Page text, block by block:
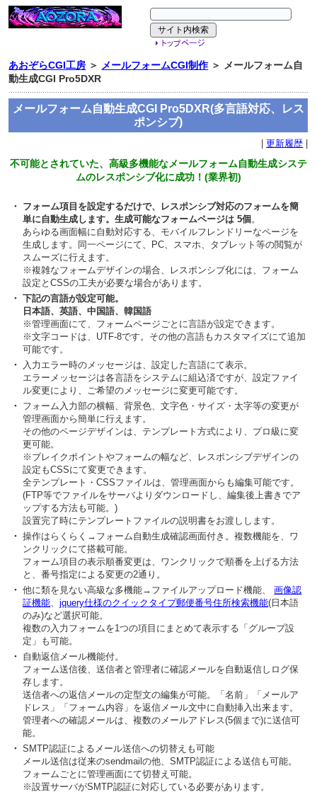
あおぞらCGI工房 ＞ メールフォームCGI制作＞ メールフォーム自
動生成CGI Pro5DXR
メールフォーム自動生成CGI Pro5DXR(多言語対応、レス
ポンシブ)
|更新履歴
不可能とされていた、高級多機能なメールフォーム自動生成システ
ムのレスポンシブ化に成功！(業界初)
・ フォーム項目を設定するだけで、レスポンシブ対応のフォームを簡
単に自動生成します。生成可能なフォームページは 5個 。
あらゆる画面幅に自動対応する、モバイルフレンドリーなページを
生成します。同一ページにて、PC、スマホ、タブレット等の閲覧が
スムーズに行えます。
※複雑なフォームデザインの場合、レスポンシブ化には、フォーム
設定とCSSの工夫が必要な場合があります。
・ 下記の言語が設定可能。
日本語、英語、中国語、韓国語
※管理画面にて、フォームページごとに言語が設定できます。
※文字コードは、UTF-8です。その他の言語もカスタマイズにて追加
可能です。
・
入力エラー時のメッセージは、設定した言語にて表示。
エラーメッセージは各言語をシステムに組込済ですが、設定ファイ
ル変更により、ご希望のメッセージに変更可能です。
・ フォーム入力部の横幅、背景色、文字色・サイズ・太字等の変更が
管理画面から簡単に行えます。
その他のページデザインは、テンプレート方式により、プロ級に変
更可能。
※ブレイクポイントやフォームの幅など、レスポンシブデザインの
設定もCSSにて変更できます。
全テンプレート・CSSファイルは、管理画面からも編集可能です。
(FTP等でファイルをサーバよりダウンロードし、編集後上書きでア
ップする方法も可能。)
設置完了時にテンプレートファイルの説明書をお渡しします。
・ 操作はらくらく→フォーム自動生成確認画面付き。複数機能を、ワ
ンクリックにて搭載可能。
フォーム項目の表示順番変更は、ワンクリックで順番を上げる方法
と、番号指定による変更の2通り。
・ 他に類を見ない高級な多機能→ファイルアップロード機能、画像認
証機能、jquery仕様のクイックタイプ郵便番号住所検索機能(日本語
のみ)など選択可能。
複数の入力フォームを1つの項目にまとめて表示する「グループ設
定」も可能。
・ 自動返信メール機能付。
フォーム送信後、送信者と管理者に確認メールを自動返信しログ保
存します。
送信者への返信メールの定型文の編集が可能。「名前」「メールア
ドレス」「フォーム内容」を返信メール文中に自動挿入出来ます。
管理者への確認メールは、複数のメールアドレス(5個まで)に送信可
能。
・ SMTP認証によるメール送信への切替えも可能
メール送信は従来のsendmailの他、SMTP認証による送信も可能。
フォームごとに管理画面にて切替え可能。
※設置サーバがSMTP認証に対応している必要があります。